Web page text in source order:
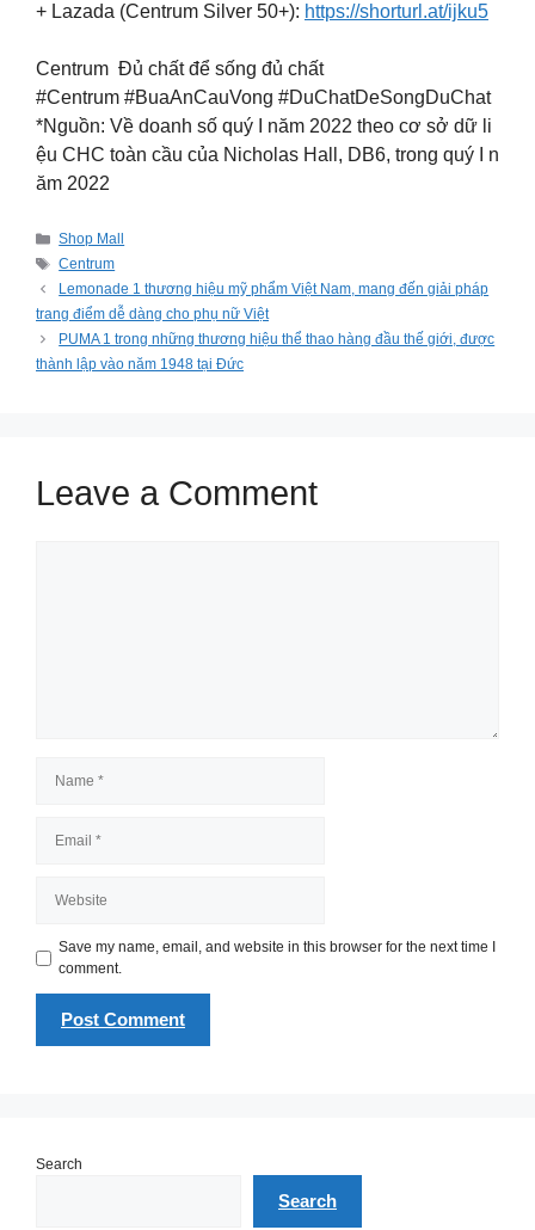
+ Lazada (Centrum Silver 50+): https://shorturl.at/ijku5
Centrum Đủ chất để sống đủ chất ​
#Centrum #BuaAnCauVong #DuChatDeSongDuChat​
*Nguồn: Về doanh số quý I năm 2022 theo cơ sở dữ li
ệu CHC toàn cầu của Nicholas Hall, DB6, trong quý I n
ăm 2022
Categories
Shop Mall
Tags
Centrum
Lemonade 1 thương hiệu mỹ phẩm Việt Nam, mang đến giải pháp
trang điểm dễ dàng cho phụ nữ Việt
PUMA 1 trong những thương hiệu thể thao hàng đầu thế giới, được
thành lập vào năm 1948 tại Đức
Leave a Comment
Save my name, email, and website in this browser for the next time I
comment.
Search
Search